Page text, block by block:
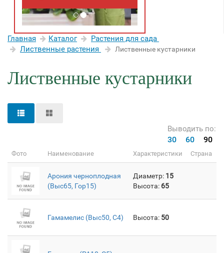
Главная Каталог
Растения для сада
Лиственные растения
Лиственные кустарники
Лиственные кустарники
Выводить по:
30 60 90
Фото Наименование Характеристики Страна
Арония черноплодная
(Выс65, Гор15)
Диаметр: 15
Высота: 65
Гамамелис (Выс50, C4) Высота: 50